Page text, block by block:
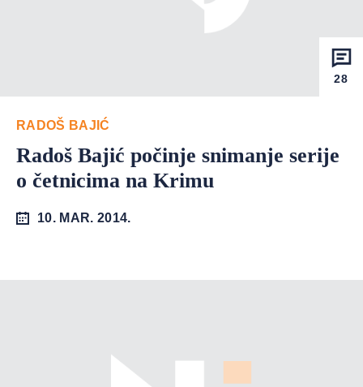
28
RADOŠ BAJIĆ
Radoš Bajić počinje snimanje serije
o četnicima na Krimu
10. MAR. 2014.